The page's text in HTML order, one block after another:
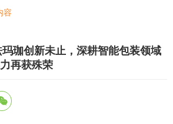
容
玛珈创新未止，深耕智能包装领域
再获殊荣